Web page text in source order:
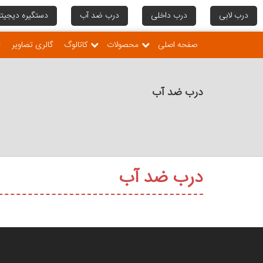
درب لابی درب داخلی درب ضد آب دستگیره
صفحه اصلی محصولات کاتالوگ گالری تصاویر
درب ضد آب
درب ضد آب